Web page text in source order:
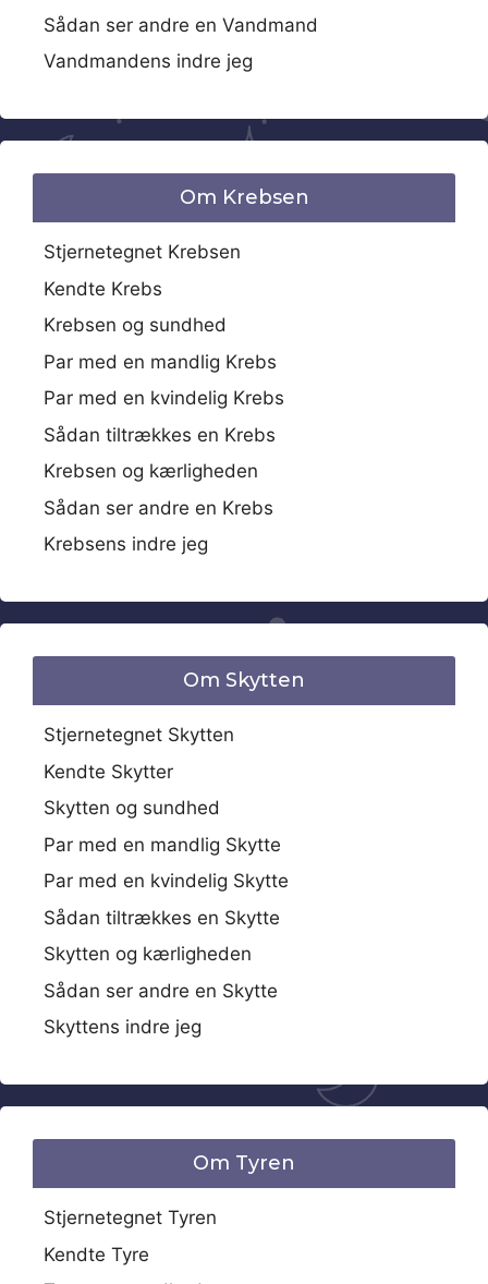
Sådan ser andre en Vandmand
Vandmandens indre jeg
Om Krebsen
Stjernetegnet Krebsen
Kendte Krebs
Krebsen og sundhed
Par med en mandlig Krebs
Par med en kvindelig Krebs
Sådan tiltrækkes en Krebs
Krebsen og kærligheden
Sådan ser andre en Krebs
Krebsens indre jeg
Om Skytten
Stjernetegnet Skytten
Kendte Skytter
Skytten og sundhed
Par med en mandlig Skytte
Par med en kvindelig Skytte
Sådan tiltrækkes en Skytte
Skytten og kærligheden
Sådan ser andre en Skytte
Skyttens indre jeg
Om Tyren
Stjernetegnet Tyren
Kendte Tyre